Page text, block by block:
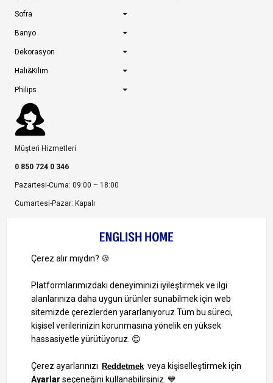
Sofra
Banyo
Dekorasyon
Halı&Kilim
Philips
Müşteri Hizmetleri
0 850 724 0 346
Pazartesi-Cuma: 09:00 – 18:00
Cumartesi-Pazar: Kapalı
Ayrıcalıklardan yararlanmak için uygulamamızı indirin.
1000 TL ve Üzeri Alışverişlerinizde Kargo Bedava!